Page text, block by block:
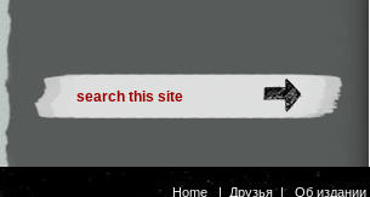
Home | Друзья| Об издании